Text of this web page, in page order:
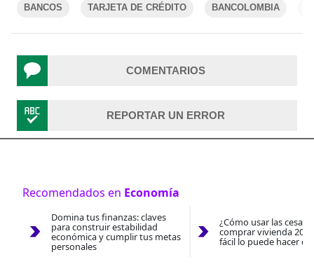
BANCOS TARJETA DE CRÉDITO BANCOLOMBIA
COMENTARIOS
REPORTAR UN ERROR
Recomendados en Economía
Domina tus finanzas: claves
para construir estabilidad
económica y cumplir tus metas
personales
¿Cómo usar las
comprar vivienda
fácil lo puede hacer